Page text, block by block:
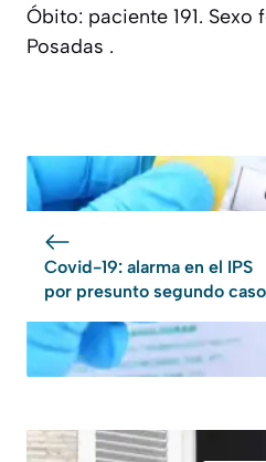
Óbito: paciente 191. Sexo
Posadas .
Covid-19: alarma en el IPS
por presunto segundo caso